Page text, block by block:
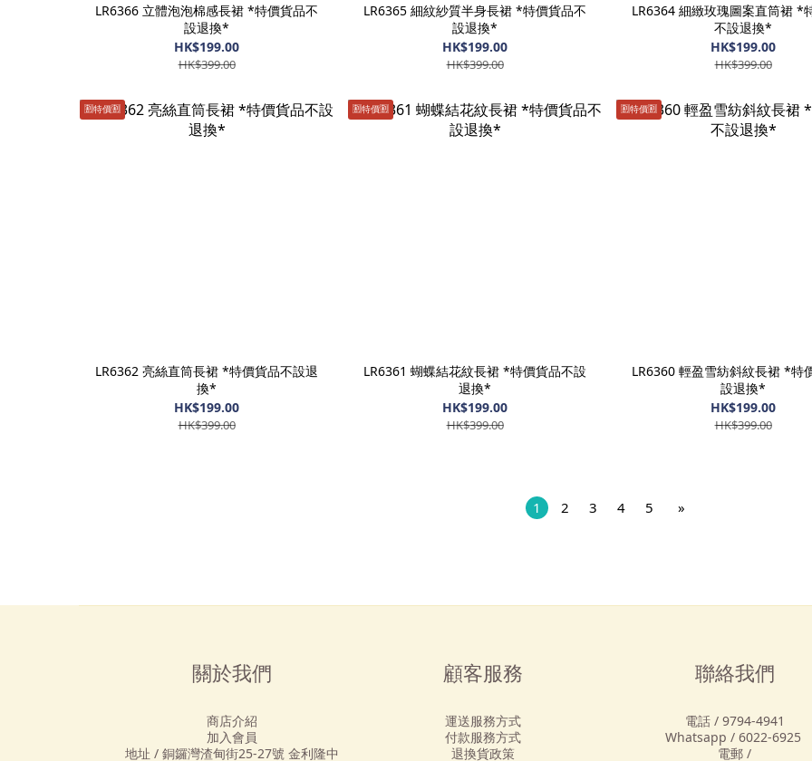
LR6366 立體泡泡棉感長裙 *特價貨品不
設退換*
HK$199.00
HK$399.00
LR6365 細紋紗質半身長裙 *特價貨品不
設退換*
HK$199.00
HK$399.00
LR6364 細緻玫瑰圖案直筒裙 *
不設退換*
HK$199.00
HK$399.00
🈹️特價🈹️
LR6362 亮絲直筒長裙 *特價貨品不設退
換*
HK$199.00
HK$399.00
🈹️特價🈹️
LR6361 蝴蝶結花紋長裙 *特價貨品不設
退換*
HK$199.00
HK$399.00
🈹️特價🈹️
LR6360 輕盈雪紡斜紋長裙 *特
設退換*
HK$199.00
HK$399.00
1 2 3 4 5 »
關於我們
商店介紹
加入會員
地址 / 銅鑼灣渣甸街25-27號 金利隆中
顧客服務
運送服務方式
付款服務方式
退換貨政策
聯絡我們
電話 / 9794-4941
Whatsapp / 6022-6925
電郵 /